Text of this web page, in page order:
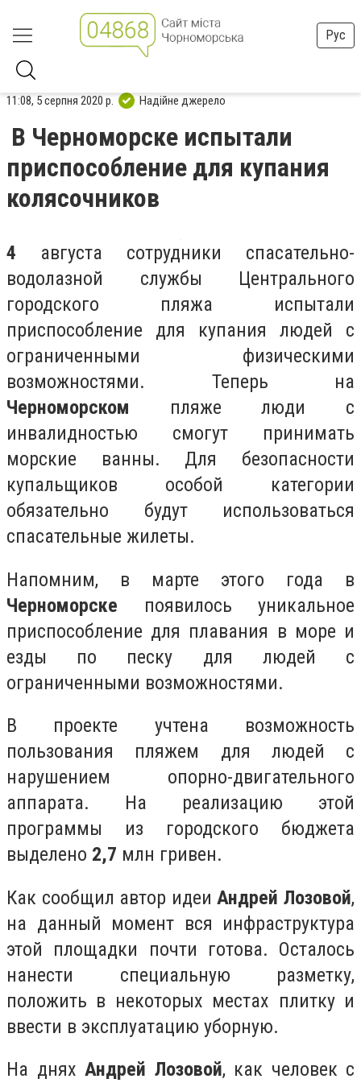
Рус
11:08, 5 серпня 2020 р. Надійне джерело
В Черноморске испытали
приспособление для купания
колясочников
4 августа сотрудники спасательно-
водолазной службы Центрального
городского пляжа испытали
приспособление для купания людей с
ограниченными физическими
возможностями. Теперь на
Черноморском пляже люди с
инвалидностью смогут принимать
морские ванны. Для безопасности
купальщиков особой категории
обязательно будут использоваться
спасательные жилеты.
Напомним, в марте этого года в
Черноморске появилось уникальное
приспособление для плавания в море и
езды по песку для людей с
ограниченными возможностями.
В проекте учтена возможность
пользования пляжем для людей с
нарушением опорно-двигательного
аппарата. На реализацию этой
программы из городского бюджета
выделено 2,7 млн гривен.
Как сообщил автор идеи Андрей Лозовой,
на данный момент вся инфраструктура
этой площадки почти готова. Осталось
нанести специальную разметку,
положить в некоторых местах плитку и
ввести в эксплуатацию уборную.
На днях Андрей Лозовой, как человек с